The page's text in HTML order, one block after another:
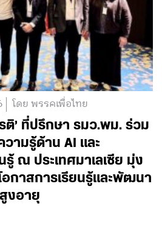
โดย พรรคเพื่อไทย
ติ’ ที่ปรึกษา รมว.พม. ร่วม
วามรู้ด้าน AI และ
ณ ประเทศมาเลเซีย มุ่ง
อกาสการเรียนรู้และพัฒนา
งอายุ